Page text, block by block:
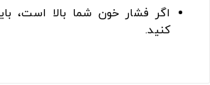
اگر فشار خون شما بالا است،
کنید.